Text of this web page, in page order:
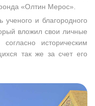
«Олтин Мерос».
и благородного
вложил свои личные
историческим
так же за счет его